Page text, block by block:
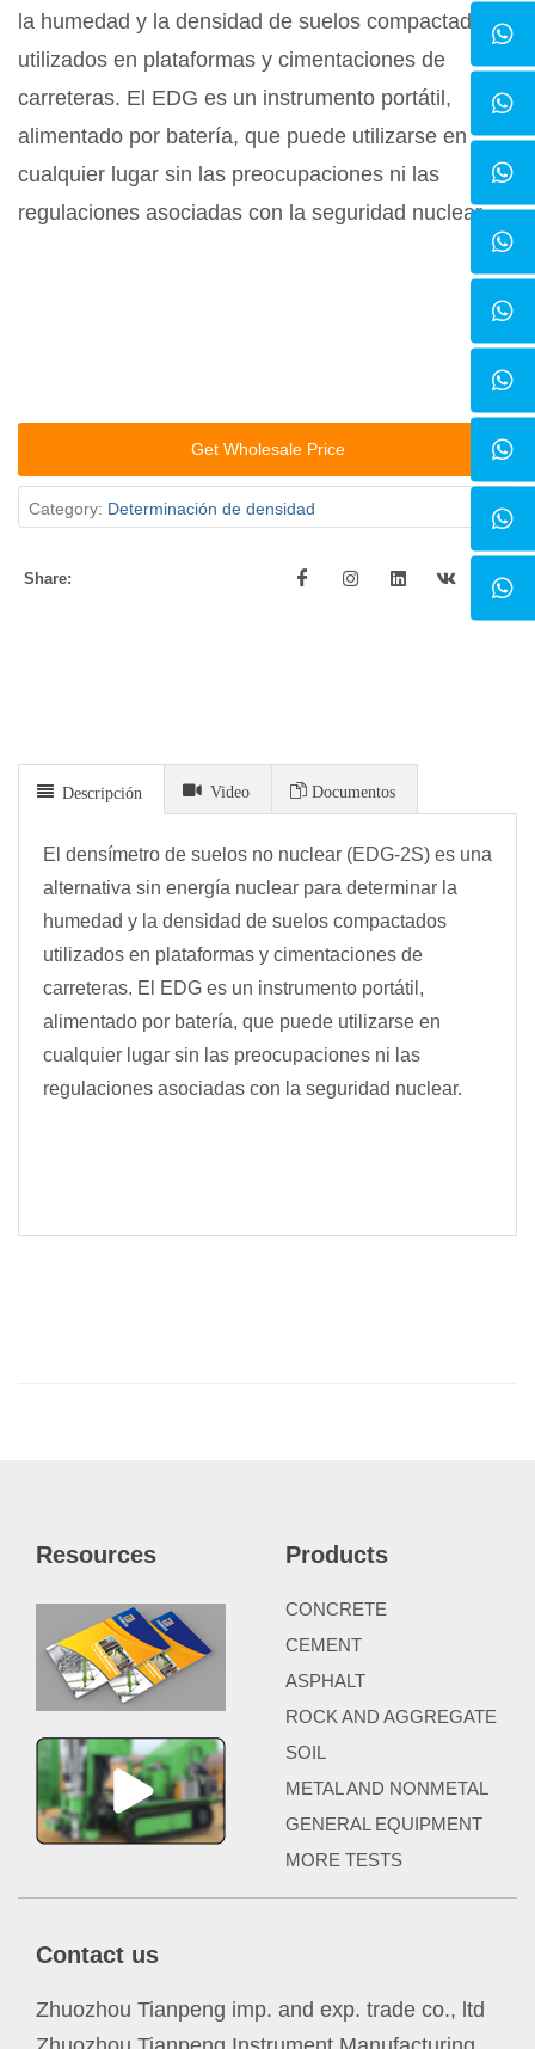
la humedad y la densidad de suelos compactados
utilizados en plataformas y cimentaciones de
carreteras. El EDG es un instrumento portátil,
alimentado por batería, que puede utilizarse en
cualquier lugar sin las preocupaciones ni las
regulaciones asociadas con la seguridad nuclear.
Get Wholesale Price
Category: Determinación de densidad
Share:
Descripción Video Documentos
El densímetro de suelos no nuclear (EDG-2S) es una
alternativa sin energía nuclear para determinar la
humedad y la densidad de suelos compactados
utilizados en plataformas y cimentaciones de
carreteras. El EDG es un instrumento portátil,
alimentado por batería, que puede utilizarse en
cualquier lugar sin las preocupaciones ni las
regulaciones asociadas con la seguridad nuclear.
Resources Products
CONCRETE
CEMENT
ASPHALT
ROCK AND AGGREGATE
SOIL
METAL AND NONMETAL
GENERAL EQUIPMENT
MORE TESTS
Contact us
Zhuozhou Tianpeng imp. and exp. trade co., ltd